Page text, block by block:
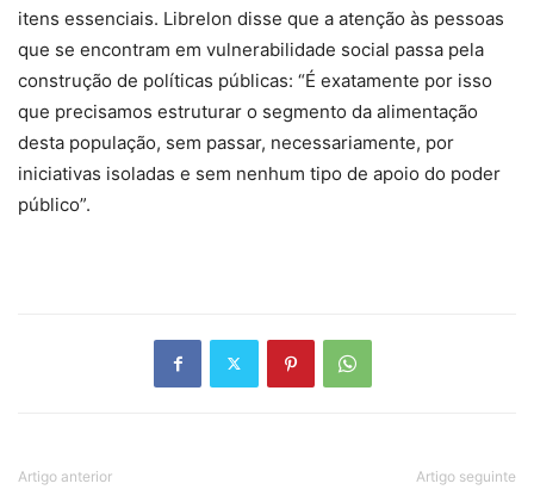
itens essenciais. Librelon disse que a atenção às pessoas
que se encontram em vulnerabilidade social passa pela
construção de políticas públicas: “É exatamente por isso
que precisamos estruturar o segmento da alimentação
desta população, sem passar, necessariamente, por
iniciativas isoladas e sem nenhum tipo de apoio do poder
público”.
Artigo anterior Artigo seguinte